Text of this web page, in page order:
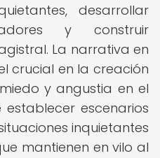
desarrollar
y construir
La narrativa en
crucial en la creación
y angustia en el
escenarios
inquietantes
mantienen en vilo al